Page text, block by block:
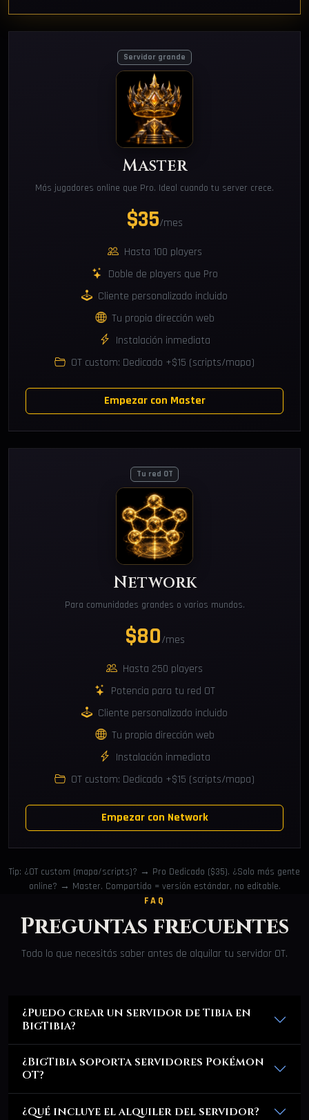
Servidor grande
Master
Más jugadores online que Pro. Ideal cuando tu server crece.
$35/mes
Hasta 100 players
Doble de players que Pro
Cliente personalizado incluido
Tu propia dirección web
Instalación inmediata
OT custom: Dedicado +$15 (scripts/mapa)
Empezar con Master
Tu red OT
Network
Para comunidades grandes o varios mundos.
$80/mes
Hasta 250 players
Potencia para tu red OT
Cliente personalizado incluido
Tu propia dirección web
Instalación inmediata
OT custom: Dedicado +$15 (scripts/mapa)
Empezar con Network
Tip: ¿OT custom (mapa/scripts)? → Pro Dedicado ($35). ¿Solo más gente
online? → Master. Compartido = versión estándar, no editable.
FAQ
Preguntas frecuentes
Todo lo que necesitás saber antes de alquilar tu servidor OT.
¿Puedo crear un servidor de Tibia en
BigTibia?
¿BigTibia soporta servidores Pokémon
OT?
¿Qué incluye el alquiler del servidor?